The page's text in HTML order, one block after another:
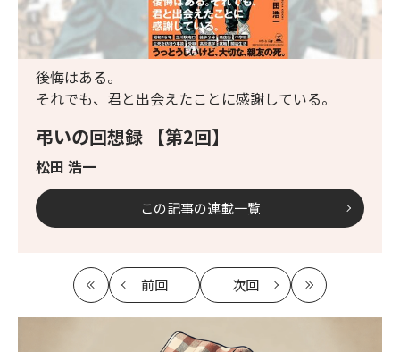
弔いの回想録 【第2回】
松田 浩一
後悔はある。
それでも、君と出会えたことに感謝している。
この記事の連載一覧
最
初
前回
記
事
次回
記
最
新